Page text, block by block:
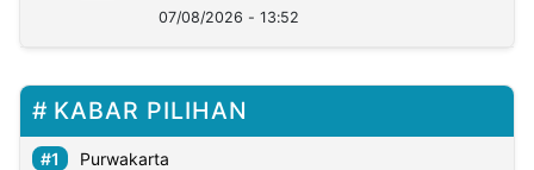
07/08/2026 - 13:52
KABAR PILIHAN
Purwakarta